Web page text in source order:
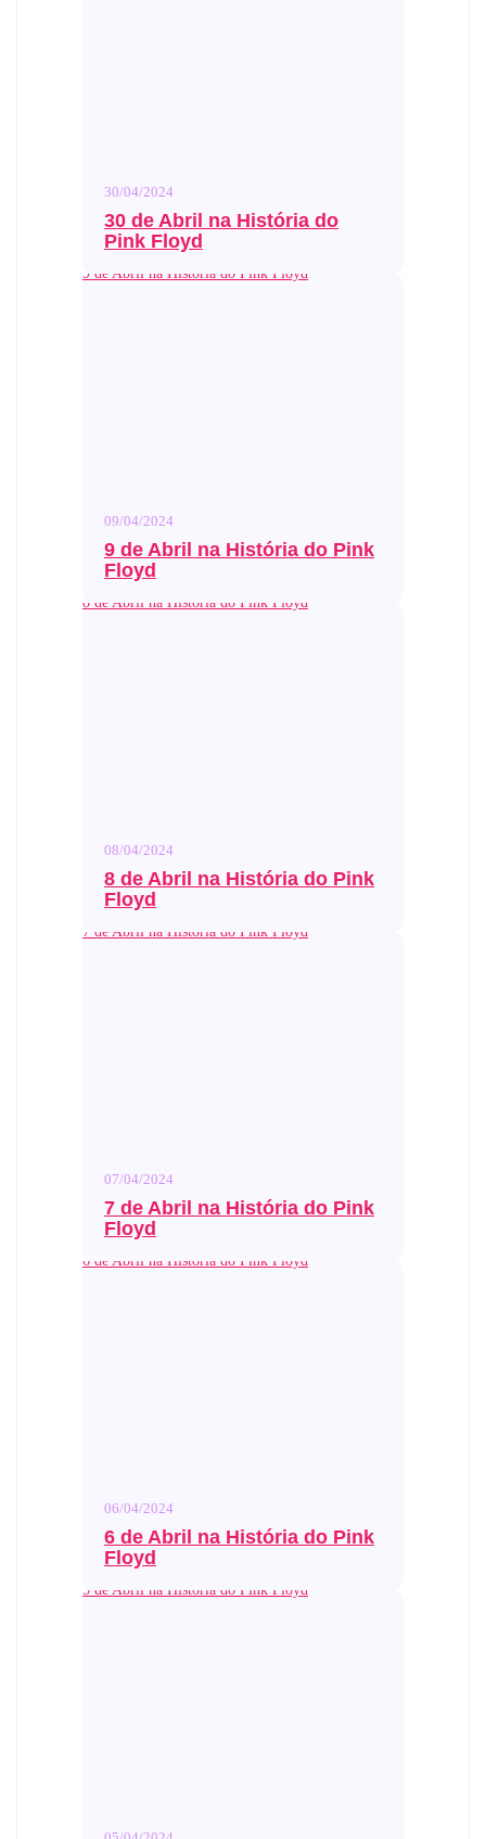
30/04/2024
30 de Abril na História do
Pink Floyd
9 de Abril na História do Pink Floyd
09/04/2024
9 de Abril na História do Pink
Floyd
8 de Abril na História do Pink Floyd
08/04/2024
8 de Abril na História do Pink
Floyd
7 de Abril na História do Pink Floyd
07/04/2024
7 de Abril na História do Pink
Floyd
6 de Abril na História do Pink Floyd
06/04/2024
6 de Abril na História do Pink
Floyd
5 de Abril na História do Pink Floyd